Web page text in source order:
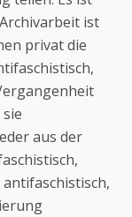
ist
privat die
aus der